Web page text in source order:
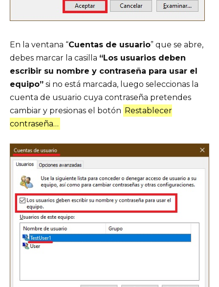
En la ventana “Cuentas de usuario” que se abre,
debes marcar la casilla “Los usuarios deben
escribir su nombre y contraseña para usar el
equipo” si no está marcada, luego seleccionas la
cuenta de usuario cuya contraseña pretendes
cambiar y presionas el botón Restablecer
contraseña…